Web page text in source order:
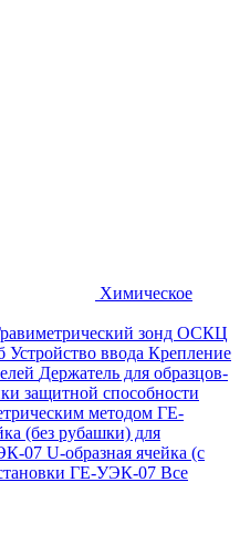
Химическое
зонд ОСКЦ
Устройство ввода Крепление
Держатель для образцов-
защитной способности
методом ГЕ-
(без рубашки) для
07 U-образная ячейка (с
ГЕ-УЭК-07 Все